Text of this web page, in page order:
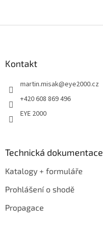
Kontakt
martin.misak@eye2000.cz
+420 608 869 496
EYE 2000
Technická dokumentace
Katalogy + formuláře
Prohlášení o shodě
Propagace